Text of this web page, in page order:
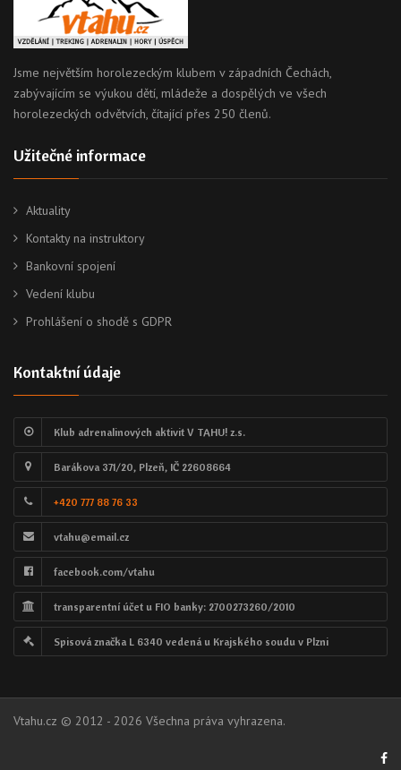
Jsme největším horolezeckým klubem v západních Čechách,
zabývajícím se výukou dětí, mládeže a dospělých ve všech
horolezeckých odvětvích, čítající přes 250 členů.
Užitečné informace
Aktuality
Kontakty na instruktory
Bankovní spojení
Vedení klubu
Prohlášení o shodě s GDPR
Kontaktní údaje
Klub adrenalinových aktivit V TAHU! z.s.
Barákova 371/20, Plzeň, IČ 22608664
+420 777 88 76 33
vtahu@email.cz
facebook.com/vtahu
transparentní účet u FIO banky: 2700273260/2010
Spisová značka L 6340 vedená u Krajského soudu v Plzni
Vtahu.cz © 2012 - 2026 Všechna práva vyhrazena.